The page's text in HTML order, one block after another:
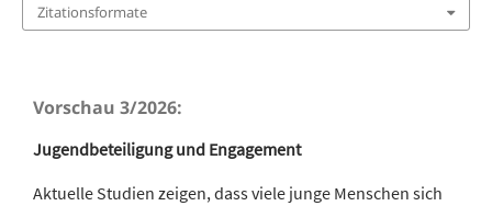
Zitationsformate
Vorschau 3/2026:
Jugendbeteiligung und Engagement
Aktuelle Studien zeigen, dass viele junge Menschen sich